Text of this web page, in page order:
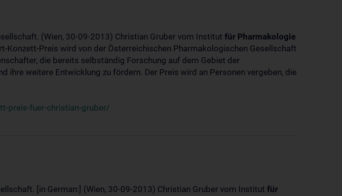
(Wien, 30-09-2013) Christian Gruber vom Institut für Pharmakologie
Konzett-Preis wird von der Österreichischen Pharmakologischen Gesellschaft
die bereits selbständig Forschung auf dem Gebiet der
ihre weitere Entwicklung zu fördern. Der Preis wird an Personen vergeben, die
preis-fuer-christian-gruber/
[in German:] (Wien, 30-09-2013) Christian Gruber vom Institut für